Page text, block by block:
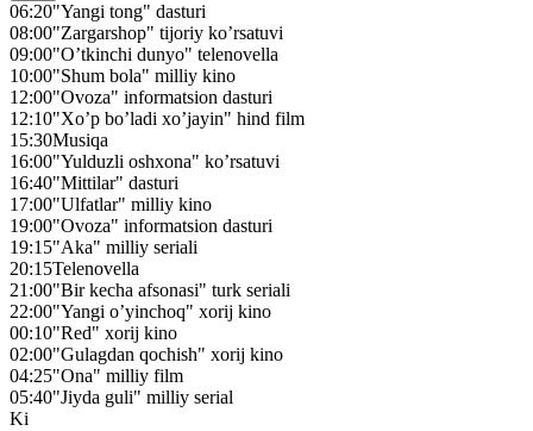
06:20"Yangi tong" dasturi
08:00"Zargarshop" tijoriy ko’rsatuvi
09:00"O’tkinchi dunyo" telenovella
10:00"Shum bola" milliy kino
12:00"Ovoza" informatsion dasturi
12:10"Xo’p bo’ladi xo’jayin" hind film
15:30Musiqa
16:00"Yulduzli oshxona" ko’rsatuvi
16:40"Mittilar" dasturi
17:00"Ulfatlar" milliy kino
19:00"Ovoza" informatsion dasturi
19:15"Aka" milliy seriali
20:15Telenovella
21:00"Bir kecha afsonasi" turk seriali
22:00"Yangi o’yinchoq" xorij kino
00:10"Red" xorij kino
02:00"Gulagdan qochish" xorij kino
04:25"Ona" milliy film
05:40"Jiyda guli" milliy serial
Ki